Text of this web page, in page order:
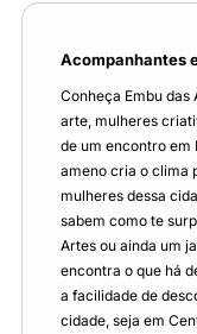
Acompanhantes
Conheça Embu
arte, mulheres
de um encontro em
ameno cria o clima
mulheres dessa
sabem como te
Artes ou ainda um
encontra o que há
a facilidade de
cidade, seja em